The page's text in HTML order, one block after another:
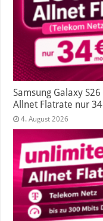
Samsung Galaxy
Allnet Flatrate nur
4. August 2026